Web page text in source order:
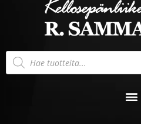
Products
search